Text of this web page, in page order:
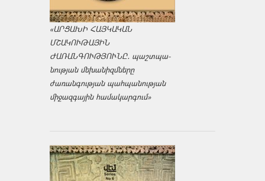
«ԱՐՑԱԽԻ ՀԱՅԿԱԿԱՆ
ՄՇԱԿՈՒԹԱՅԻՆ
ԺԱՌԱՆԳՈՒԹՅՈՒՆԸ․ պաշտպա­
նության մեխանիզմները
ժառանգության պահպանության
միջազ­գային համակարգում»